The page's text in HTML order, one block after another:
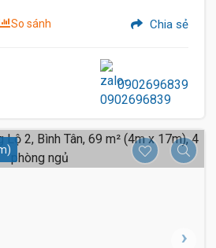
So sánh Chia sẻ
0902696839